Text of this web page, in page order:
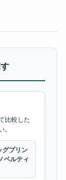
比較した
。
グプリン
ベルティ